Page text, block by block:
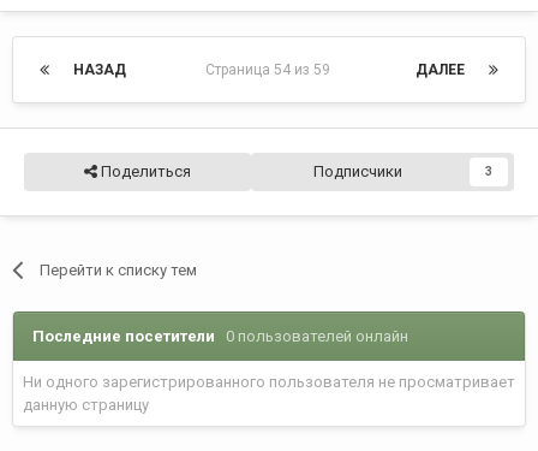
НАЗАД ДАЛЕЕ
Страница 54 из 59
Поделиться Подписчики 3
Перейти к списку тем
Последние посетители 0 пользователей онлайн
Ни одного зарегистрированного пользователя не просматривает
данную страницу